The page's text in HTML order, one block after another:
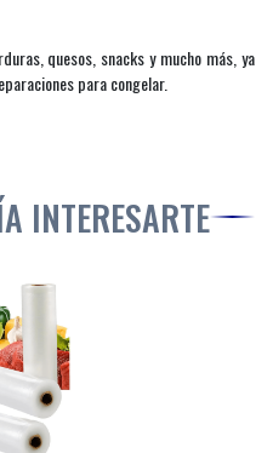
quesos, snacks y mucho más, ya
para congelar.
INTERESARTE